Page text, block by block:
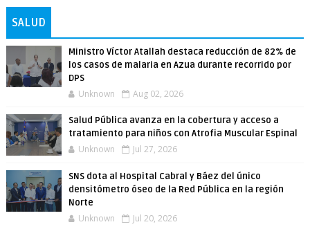
SALUD
Ministro Víctor Atallah destaca reducción de 82% de
los casos de malaria en Azua durante recorrido por
DPS
Unknown Aug 02, 2026
Salud Pública avanza en la cobertura y acceso a
tratamiento para niños con Atrofia Muscular Espinal
Unknown Jul 27, 2026
SNS dota al Hospital Cabral y Báez del único
densitómetro óseo de la Red Pública en la región
Norte
Unknown Jul 20, 2026